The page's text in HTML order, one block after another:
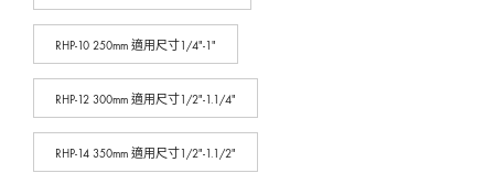
RHP-10 250mm 適用尺寸1/4″-1″
RHP-12 300mm 適用尺寸1/2″-1.1/4″
RHP-14 350mm 適用尺寸1/2″-1.1/2″